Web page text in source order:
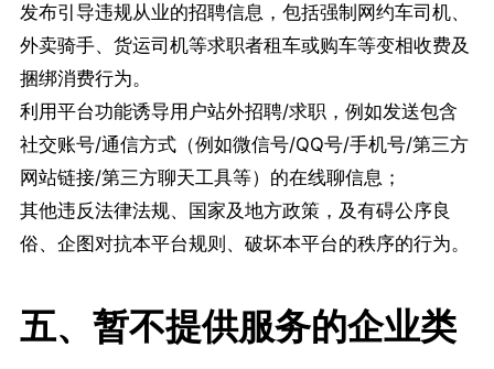
发布引导违规从业的招聘信息，包括强制网约车司机、
外卖骑手、货运司机等求职者租车或购车等变相收费及
捆绑消费行为。
利用平台功能诱导用户站外招聘/求职，例如发送包含
社交账号/通信方式（例如微信号/QQ号/手机号/第三方
网站链接/第三方聊天工具等）的在线聊信息；
其他违反法律法规、国家及地方政策，及有碍公序良
俗、企图对抗本平台规则、破坏本平台的秩序的行为。
五、暂不提供服务的企业类